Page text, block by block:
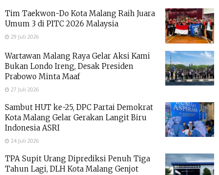
Tim Taekwon-Do Kota Malang Raih Juara
Umum 3 di PITC 2026 Malaysia
29 Juli 2026
Wartawan Malang Raya Gelar Aksi Kami
Bukan Londo Ireng, Desak Presiden
Prabowo Minta Maaf
27 Juli 2026
Sambut HUT ke-25, DPC Partai Demokrat
Kota Malang Gelar Gerakan Langit Biru
Indonesia ASRI
24 Juli 2026
TPA Supit Urang Diprediksi Penuh Tiga
Tahun Lagi, DLH Kota Malang Genjot